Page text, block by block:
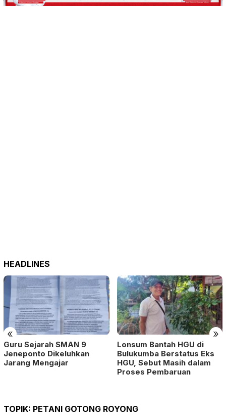
HEADLINES
« »
Guru Sejarah SMAN 9
Jeneponto Dikeluhkan
Jarang Mengajar
Lonsum Bantah HGU di
Bulukumba Berstatus Eks
HGU, Sebut Masih dalam
Proses Pembaruan
TOPIK: PETANI GOTONG ROYONG